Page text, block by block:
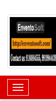
Toggle